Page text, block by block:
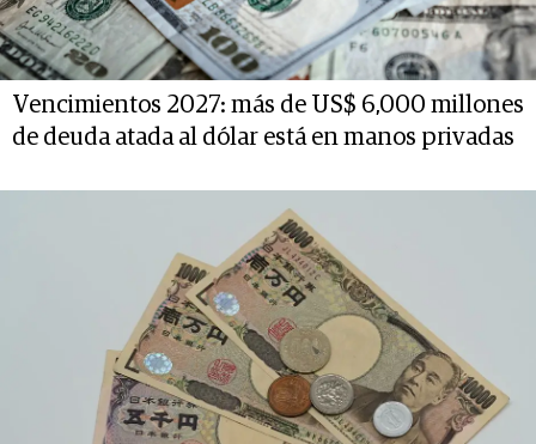
Vencimientos 2027: más de US$ 6,000 millones
de deuda atada al dólar está en manos privadas